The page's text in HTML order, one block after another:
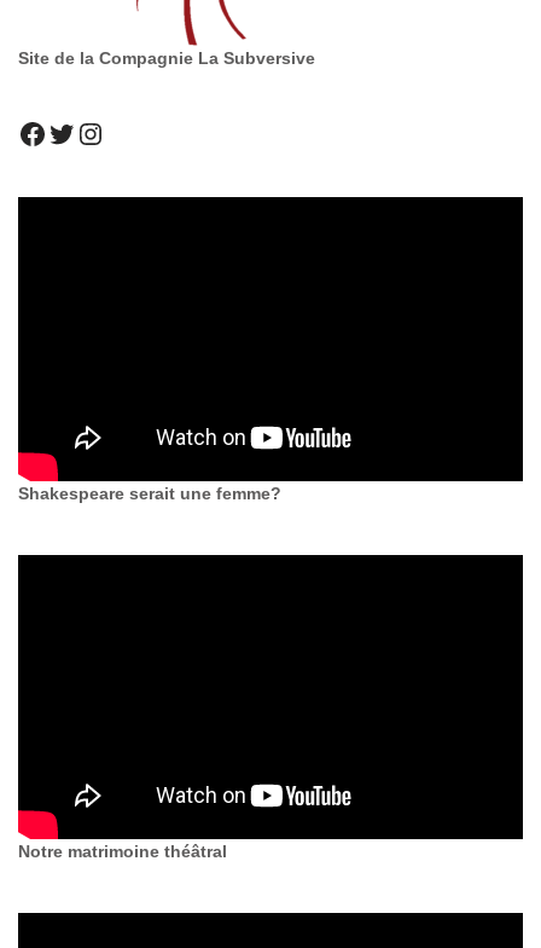
Site de la Compagnie La Subversive
Shakespeare serait une femme?
Notre matrimoine théâtral